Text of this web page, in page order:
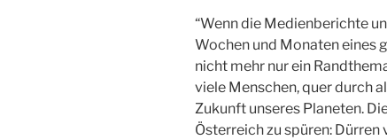
“Wenn die Medienberichte
Wochen und Monaten eines
nicht mehr nur ein
viele Menschen, quer durch
Zukunft unseres Planeten.
Österreich zu spüren: